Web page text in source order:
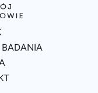
BADANIA